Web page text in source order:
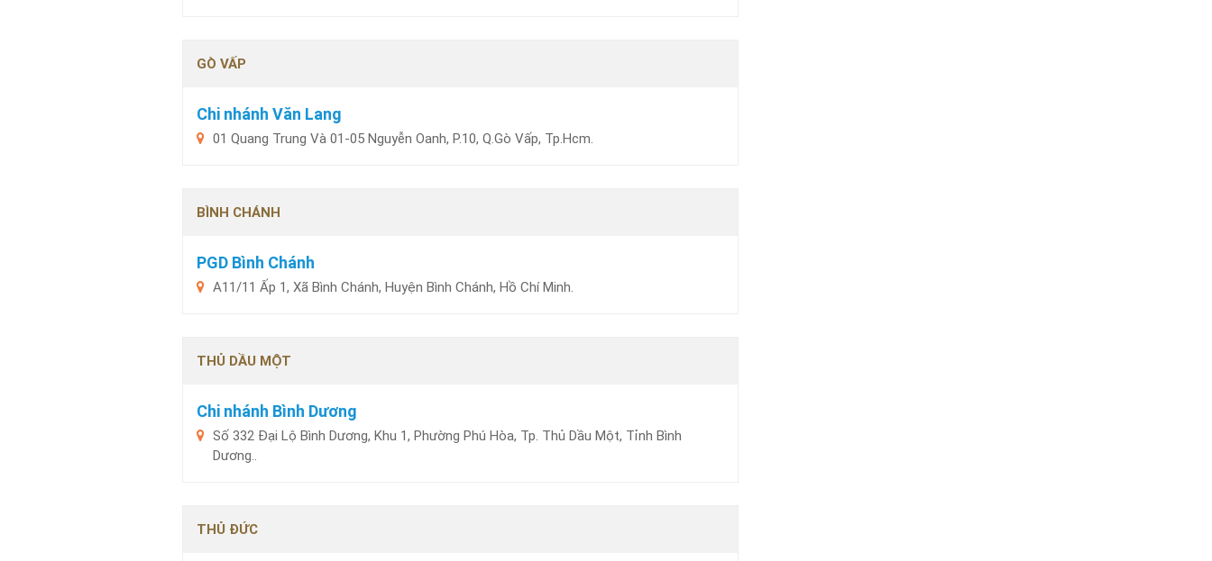
GÒ VẤP
Chi nhánh Văn Lang
01 Quang Trung Và 01-05 Nguyễn Oanh, P.10, Q.Gò Vấp, Tp.Hcm.
BÌNH CHÁNH
PGD Bình Chánh
A11/11 Ấp 1, Xã Bình Chánh, Huyện Bình Chánh, Hồ Chí Minh.
THỦ DẦU MỘT
Chi nhánh Bình Dương
Số 332 Đại Lộ Bình Dương, Khu 1, Phường Phú Hòa, Tp. Thủ Dầu Một, Tỉnh Bình
Dương..
THỦ ĐỨC